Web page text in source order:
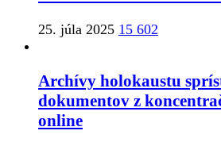
25. júla 2025 15 602
Archívy holokaustu
dokumentov z
online